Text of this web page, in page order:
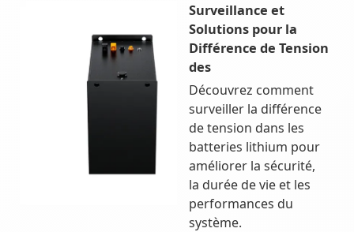
Surveillance et
Solutions pour la
Différence de Tension
des
Découvrez comment
surveiller la différence
de tension dans les
batteries lithium pour
améliorer la sécurité,
la durée de vie et les
performances du
système.